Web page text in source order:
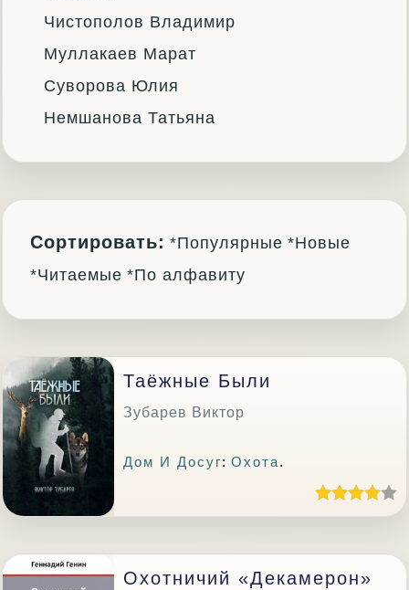
Чистополов Владимир
Муллакаев Марат
Суворова Юлия
Немшанова Татьяна
Сортировать: *Популярные *Новые
*Читаемые *По алфавиту
Таёжные Были
Зубарев Виктор
Дом И Досуг:Охота.
Охотничий «Декамерон»